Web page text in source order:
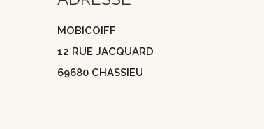
MOBICOIFF
12 RUE JACQUARD
69680 CHASSIEU